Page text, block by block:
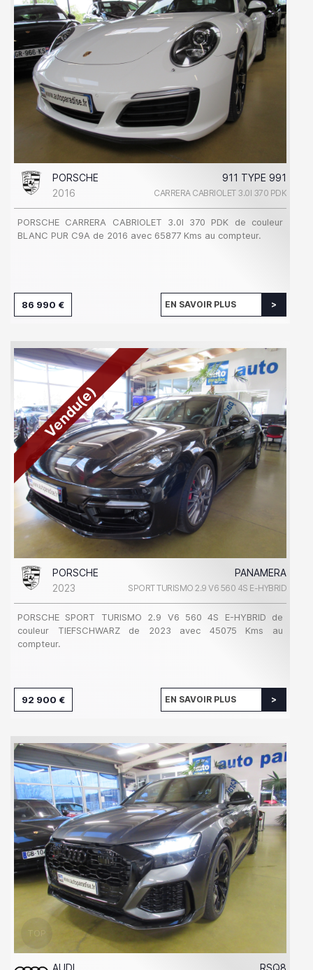
PORSCHE
911 TYPE 991
2016
CARRERA CABRIOLET 3.0I 370 PDK
PORSCHE CARRERA CABRIOLET 3.0I 370 PDK de couleur
BLANC PUR C9A de 2016 avec 65877 Kms au compteur.
86 990 € EN SAVOIR PLUS
Vendu(e)
PORSCHE
PANAMERA
2023
SPORT TURISMO 2.9 V6 560 4S E-HYBRID
PORSCHE SPORT TURISMO 2.9 V6 560 4S E-HYBRID de
couleur TIEFSCHWARZ de 2023 avec 45075 Kms au
compteur.
92 900 € EN SAVOIR PLUS
AUDI RSQ8